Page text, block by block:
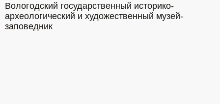
Вологодский государственный историко-
археологический и художественный музей-
заповедник